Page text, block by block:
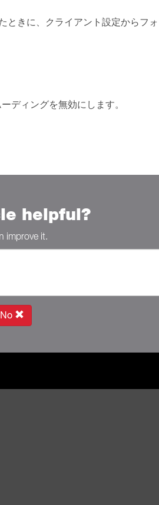
ときに、クライアント設定からフ
ディングを無効にします。
helpful?
improve it.
No